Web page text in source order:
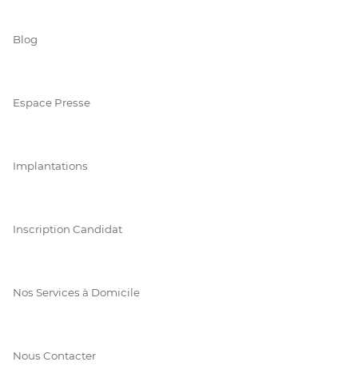
Blog
Espace Presse
Implantations
Inscription Candidat
Nos Services à Domicile
Nous Contacter